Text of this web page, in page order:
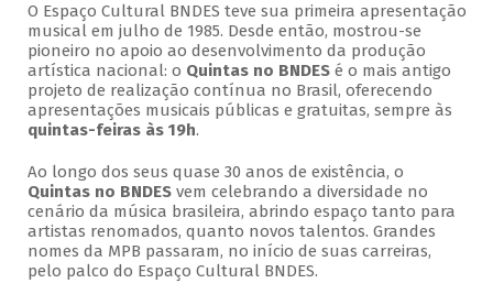
O Espaço Cultural BNDES teve sua primeira apresentação
musical em julho de 1985. Desde então, mostrou-se
pioneiro no apoio ao desenvolvimento da produção
artística nacional: o Quintas no BNDESé o mais antigo
projeto de realização contínua no Brasil, oferecendo
apresentações musicais públicas e gratuitas, sempre às
quintas-feiras às 19h.
Ao longo dos seus quase 30 anos de existência, o
Quintas no BNDESvem celebrando a diversidade no
cenário da música brasileira, abrindo espaço tanto para
artistas renomados, quanto novos talentos. Grandes
nomes da MPB passaram, no início de suas carreiras,
pelo palco do Espaço Cultural BNDES.